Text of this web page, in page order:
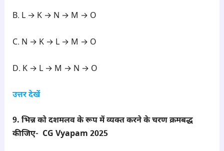
B. L → K → N → M → O
C. N → K → L → M → O
D. K → L → M → N → O
उत्तर देखें
9. भिन्न को दशमलव के रूप में व्यक्त करने के चरण क्रमबद्ध
कीजिए- CG Vyapam 2025